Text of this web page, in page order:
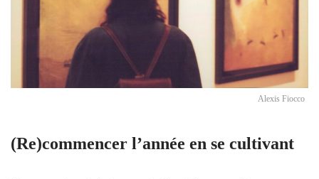
Alexis Fiocco
(Re)commencer l’année en se cultivant